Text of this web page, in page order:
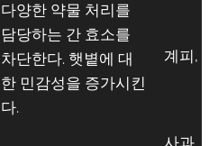
다양한 약물 처리를
담당하는 간 효소를
차단한다. 햇볕에 대
한 민감성을 증가시킨
다.
계피,